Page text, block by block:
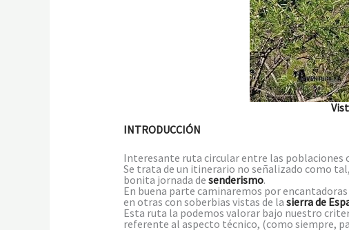
INTRODUCCIÓN
Interesante ruta circular entre las poblaciones
Se trata de un itinerario no señalizado como
bonita jornada de senderismo.
En buena parte caminaremos por
en otras con soberbias vistas de la sierra de
Esta ruta la podemos valorar bajo nuestro
referente al aspecto técnico, (como siempre,